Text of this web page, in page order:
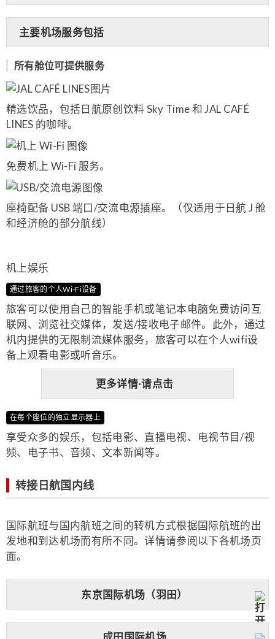
主要机场服务包括
所有舱位可提供服务
精选饮品，包括日航原创饮料 Sky Time 和 JAL CAFÉ
LINES 的咖啡。
免费机上 Wi-Fi 服务。
座椅配备 USB 端口/交流电源插座。（仅适用于日航 J 舱
和经济舱的部分航线）
机上娱乐
通过旅客的个人Wi-Fi设备
旅客可以使用自己的智能手机或笔记本电脑免费访问互
联网、浏览社交媒体，发送/接收电子邮件。此外，通过
机内提供的无限制流媒体服务，旅客可以在个人wifi设
备上观看电影或听音乐。
更多详情·请点击
在每个座位的独立显示器上
享受众多的娱乐，包括电影、直播电视、电视节目/视
频、电子书、音频、文本新闻等。
转接日航国内线
国际航班与国内航班之间的转机方式根据国际航班的出
发地和到达机场而有所不同。详情请参阅以下各机场页
面。
东京国际机场（羽田）